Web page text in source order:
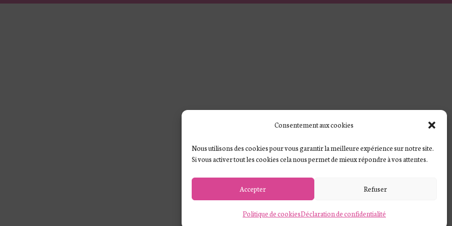
Consentement aux cookies
Nous utilisons des cookies pour vous garantir la meilleure expérience sur notre site.
Si vous activer tout les cookies cela nous permet de mieux répondre à vos attentes.
Accepter Refuser
Politique de cookiesDéclaration de confidentialité